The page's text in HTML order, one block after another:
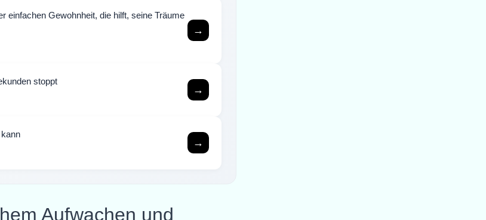
einfachen Gewohnheit, die hilft, seine Träume
→
stoppt
→
→
Aufwachen und